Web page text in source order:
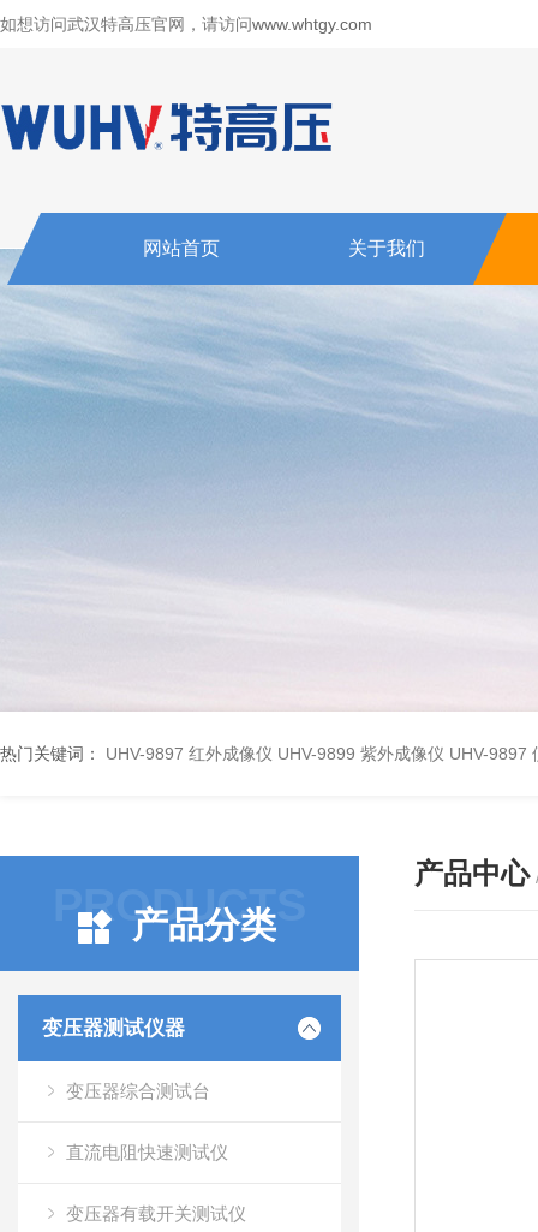
如想访问武汉特高压官网，请访问www.whtgy.com
网站首页 关于我们
热门关键词： UHV-9897 红外成像仪 UHV-9899 紫外成像仪 UHV-9897
PRODUCTS
产品分类
变压器测试仪器
变压器综合测试台
直流电阻快速测试仪
变压器有载开关测试仪
产品中心